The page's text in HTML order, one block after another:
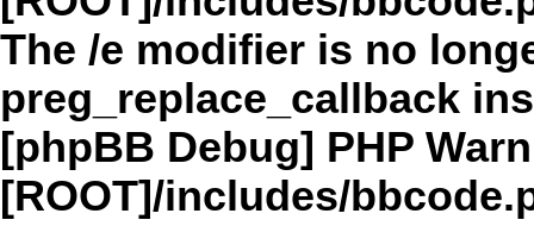
The /e modifier is no
preg_replace_callback
[phpBB Debug] PHP
[ROOT]/includes/